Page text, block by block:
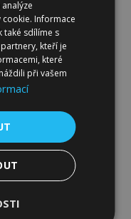
Informace
také sdílíme s
kteří je
které
při vašem